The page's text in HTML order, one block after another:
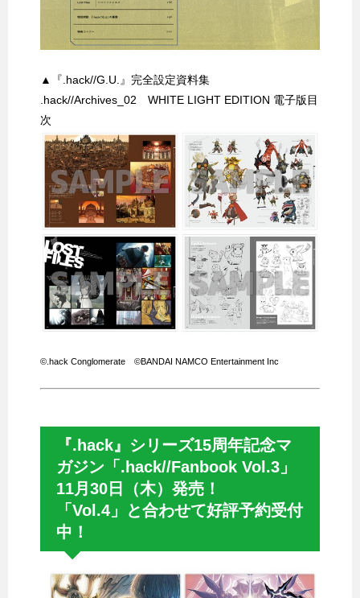
▲『.hack//G.U.』完全設定資料集
.hack//Archives_02 WHITE LIGHT EDITION 電子版目
次
©.hack Conglomerate ©BANDAI NAMCO Entertainment Inc
『.hack』シリーズ15周年記念マ
ガジン「.hack//Fanbook Vol.3」
11月30日（木）発売！
「Vol.4」と合わせて好評予約受付
中！